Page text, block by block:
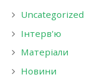
Uncategorized
Інтерв'ю
Матеріали
Новини